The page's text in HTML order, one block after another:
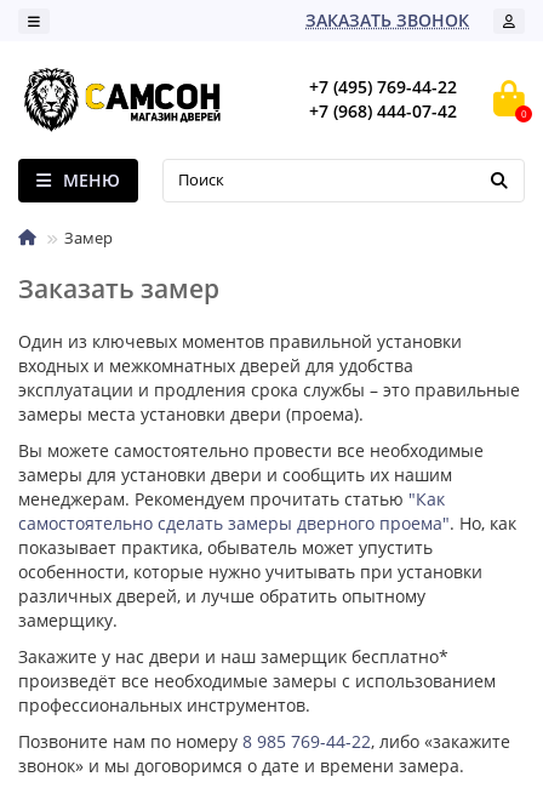
ЗАКАЗАТЬ ЗВОНОК
+7 (495) 769-44-22
+7 (968) 444-07-42
0
МЕНЮ
Замер
Заказать замер
Один из ключевых моментов правильной установки
входных и межкомнатных дверей для удобства
эксплуатации и продления срока службы – это правильные
замеры места установки двери (проема).
Вы можете самостоятельно провести все необходимые
замеры для установки двери и сообщить их нашим
менеджерам. Рекомендуем прочитать статью "Как
самостоятельно сделать замеры дверного проема". Но, как
показывает практика, обыватель может упустить
особенности, которые нужно учитывать при установки
различных дверей, и лучше обратить опытному
замерщику.
Закажите у нас двери и наш замерщик бесплатно*
произведёт все необходимые замеры с использованием
профессиональных инструментов.
Позвоните нам по номеру 8 985 769-44-22, либо «закажите
звонок» и мы договоримся о дате и времени замера.